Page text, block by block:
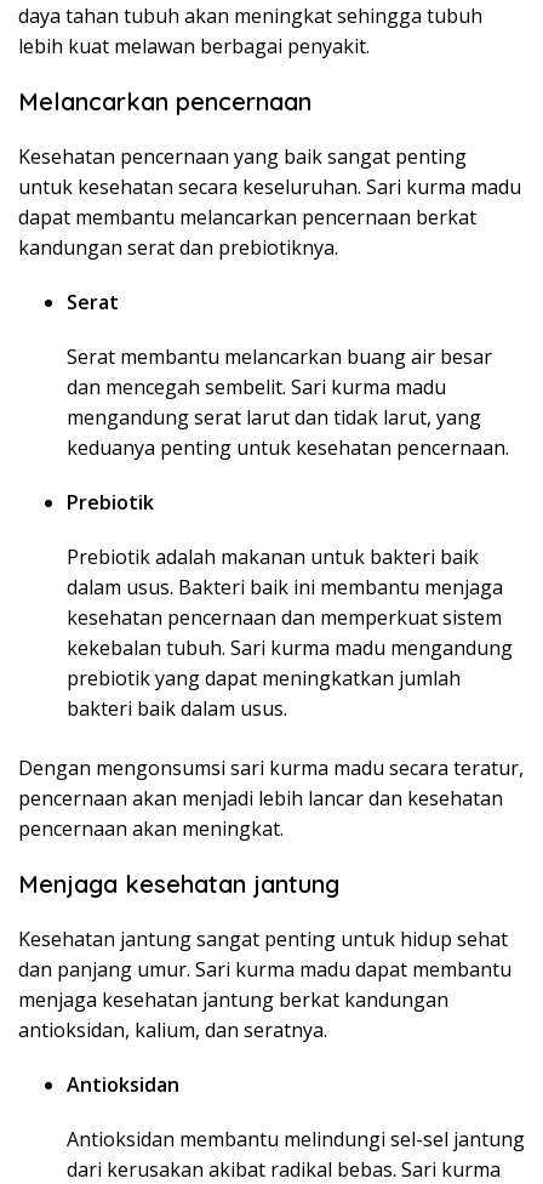
daya tahan tubuh akan meningkat sehingga tubuh
lebih kuat melawan berbagai penyakit.
Melancarkan pencernaan
Kesehatan pencernaan yang baik sangat penting
untuk kesehatan secara keseluruhan. Sari kurma madu
dapat membantu melancarkan pencernaan berkat
kandungan serat dan prebiotiknya.
Serat
Serat membantu melancarkan buang air besar
dan mencegah sembelit. Sari kurma madu
mengandung serat larut dan tidak larut, yang
keduanya penting untuk kesehatan pencernaan.
Prebiotik
Prebiotik adalah makanan untuk bakteri baik
dalam usus. Bakteri baik ini membantu menjaga
kesehatan pencernaan dan memperkuat sistem
kekebalan tubuh. Sari kurma madu mengandung
prebiotik yang dapat meningkatkan jumlah
bakteri baik dalam usus.
Dengan mengonsumsi sari kurma madu secara teratur,
pencernaan akan menjadi lebih lancar dan kesehatan
pencernaan akan meningkat.
Menjaga kesehatan jantung
Kesehatan jantung sangat penting untuk hidup sehat
dan panjang umur. Sari kurma madu dapat membantu
menjaga kesehatan jantung berkat kandungan
antioksidan, kalium, dan seratnya.
Antioksidan
Antioksidan membantu melindungi sel-sel jantung
dari kerusakan akibat radikal bebas. Sari kurma